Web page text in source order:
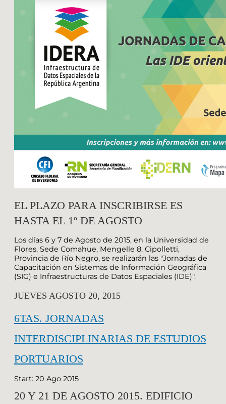
EL PLAZO PARA INSCRIBIRSE ES
HASTA EL 1º DE AGOSTO
Los días 6 y 7 de Agosto de 2015, en la Universidad de
Flores, Sede Comahue, Mengelle 8, Cipolletti,
Provincia de Río Negro, se realizarán las "Jornadas de
Capacitación en Sistemas de Información Geográfica
(SIG) e Infraestructuras de Datos Espaciales (IDE)".
JUEVES AGOSTO 20, 2015
6TAS. JORNADAS
INTERDISCIPLINARIAS DE ESTUDIOS
PORTUARIOS
Start: 20 Ago 2015
20 Y 21 DE AGOSTO 2015. EDIFICIO